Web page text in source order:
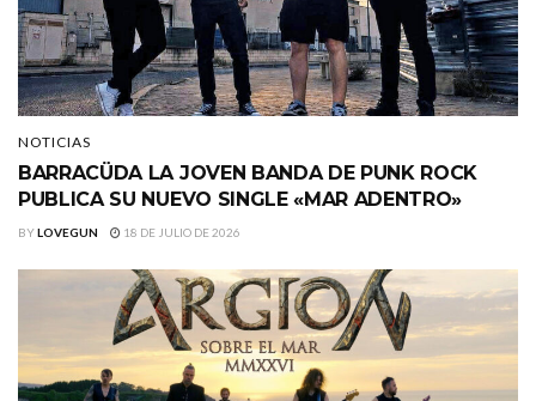
NOTICIAS
BARRACÜDA LA JOVEN BANDA DE PUNK ROCK
PUBLICA SU NUEVO SINGLE «MAR ADENTRO»
BYLOVEGUN 18 DE JULIO DE 2026